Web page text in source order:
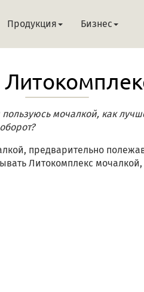
Продукция Бизнес
мочалкой, как
предварительно
Литокомплекс